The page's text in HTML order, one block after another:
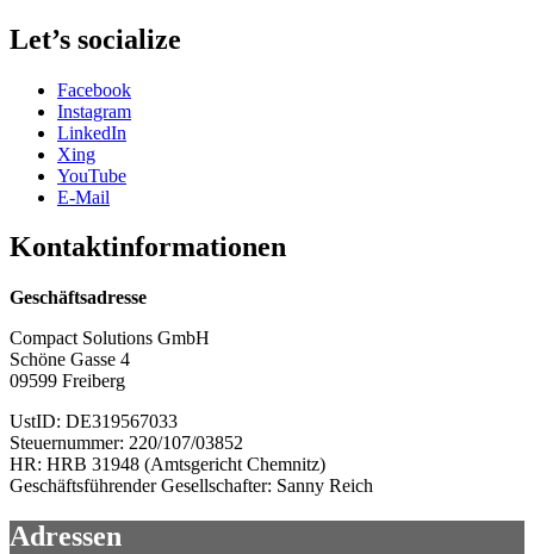
wir
wachsen!“
Let’s socialize
Facebook
Instagram
LinkedIn
Xing
YouTube
E-Mail
Kontaktinformationen
Geschäftsadresse
Compact Solutions GmbH
Schöne Gasse 4
09599 Freiberg
UstID: DE319567033
Steuernummer: 220/107/03852
HR: HRB 31948 (Amtsgericht Chemnitz)
Geschäftsführender Gesellschafter: Sanny Reich
Adressen